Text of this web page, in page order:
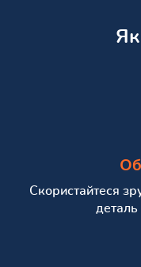
Скористайтеся
деталь